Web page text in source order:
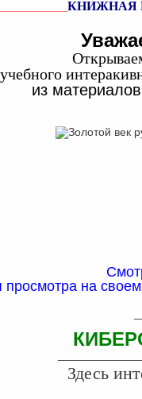
КНИЖНАЯ
учебного
из
просмотра на
Здесь